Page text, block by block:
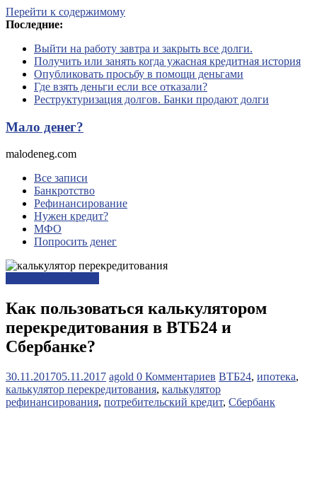
Перейти к содержимому
Последние:
Выйти на работу завтра и закрыть все долги.
Получить или занять когда ужасная кредитная история
Опубликовать просьбу в помощи деньгами
Где взять деньги если все отказали?
Реструктуризация долгов. Банки продают долги
Мало денег?
malodeneg.com
Все записи
Банкротство
Рефинансирование
Нужен кредит?
МФО
Попросить денег
Как пользоваться калькулятором
перекредитования в ВТБ24 и
Сбербанке?
30.11.201705.11.2017 agold 0 Комментариев ВТБ24, ипотека,
калькулятор перекредитования, калькулятор
рефинансирования, потребительский кредит, Сбербанк